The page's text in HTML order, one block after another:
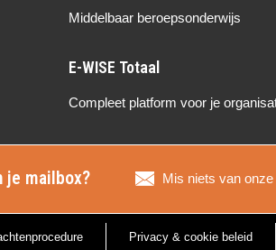
Middelbaar beroepsonderwijs
Compleet platform voor je
je mailbox? Mis niets van
Privacy & cookie beleid